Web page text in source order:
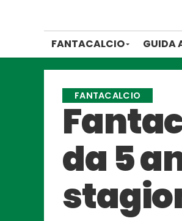
FANTACALCIO GUIDA
FANTACALCIO
da 5